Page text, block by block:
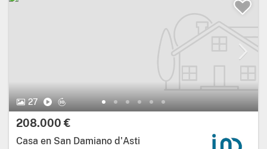
27
208.000 €
Casa en San Damiano d'Asti